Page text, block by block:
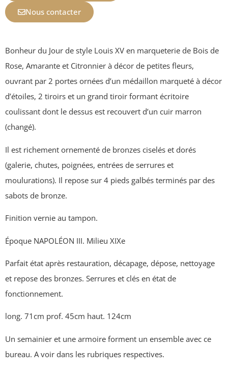
Nous contacter
Bonheur du Jour de style Louis XV en marqueterie de Bois de
Rose, Amarante et Citronnier à décor de petites fleurs,
ouvrant par 2 portes ornées d’un médaillon marqueté à décor
d’étoiles, 2 tiroirs et un grand tiroir formant écritoire
coulissant dont le dessus est recouvert d’un cuir marron
(changé).
Il est richement ornementé de bronzes ciselés et dorés
(galerie, chutes, poignées, entrées de serrures et
moulurations). Il repose sur 4 pieds galbés terminés par des
sabots de bronze.
Finition vernie au tampon.
Époque NAPOLÉON III. Milieu XIXe
Parfait état après restauration, décapage, dépose, nettoyage
et repose des bronzes. Serrures et clés en état de
fonctionnement.
long. 71cm prof. 45cm haut. 124cm
Un semainier et une armoire forment un ensemble avec ce
bureau. A voir dans les rubriques respectives.